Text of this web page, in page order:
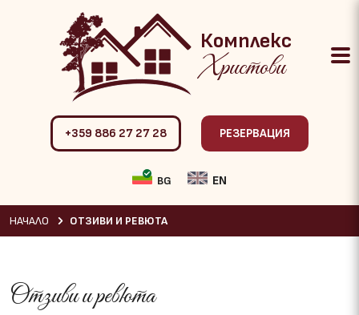
Комплекс
Христови
BG EN
+359 886 27 27 28 РЕЗЕРВАЦИЯ
НАЧАЛО ОТЗИВИ И РЕВЮТА
Отзиви и ревюта